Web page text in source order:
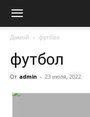
Домой футбол
футбол
От admin - 23 июля, 2022